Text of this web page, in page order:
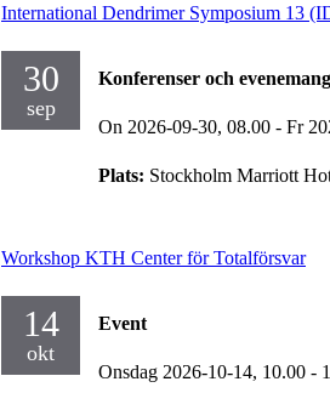
International Dendrimer Symposium 13
30
sep
Konferenser och evenemang
On 2026-09-30, 08.00 - Fr
Plats: Stockholm Marriott
Workshop KTH Center för Totalförsvar
14
okt
Event
Onsdag 2026-10-14, 10.00 -